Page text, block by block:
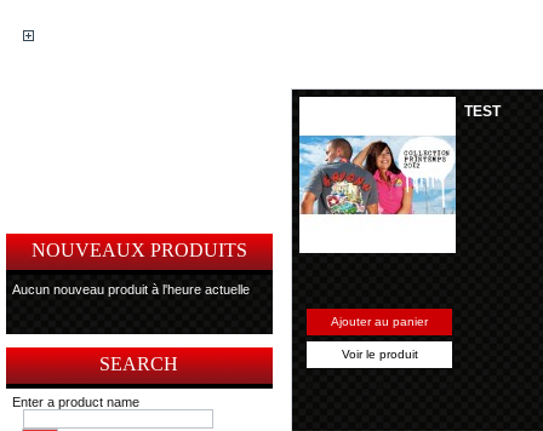
NOUVEAUX PRODUITS
Aucun nouveau produit à l'heure actuelle
SEARCH
Enter a product name
TEST
Ajouter au panier
Voir le produit